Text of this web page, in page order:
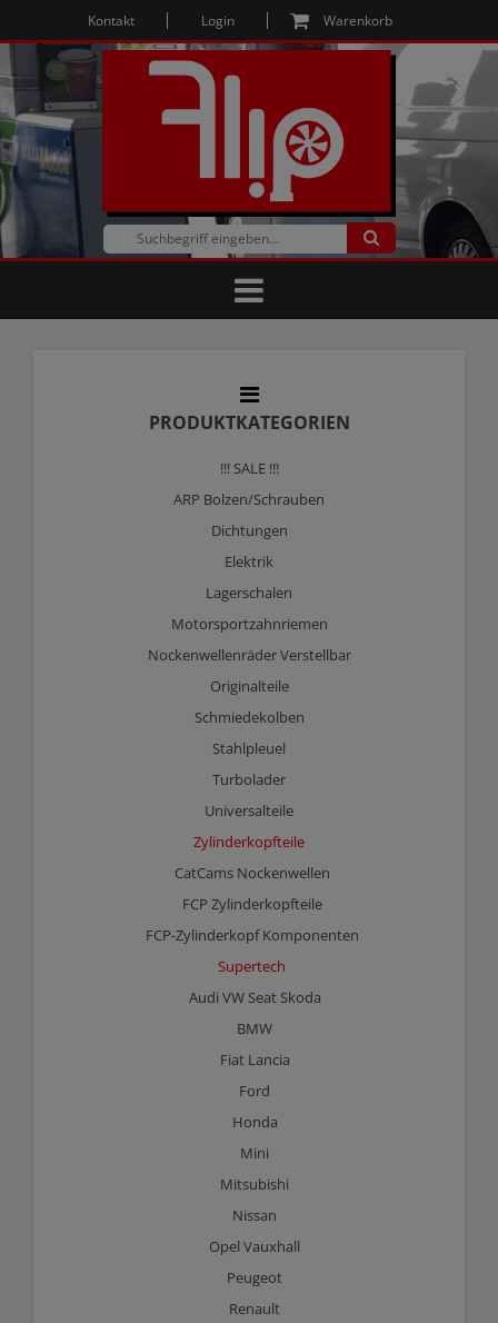
Kontakt Login Warenkorb
PRODUKTKATEGORIEN
!!! SALE !!!
ARP Bolzen/Schrauben
Dichtungen
Elektrik
Lagerschalen
Motorsportzahnriemen
Nockenwellenräder Verstellbar
Originalteile
Schmiedekolben
Stahlpleuel
Turbolader
Universalteile
Zylinderkopfteile
CatCams Nockenwellen
FCP Zylinderkopfteile
FCP-Zylinderkopf Komponenten
Supertech
Audi VW Seat Skoda
BMW
Fiat Lancia
Ford
Honda
Mini
Mitsubishi
Nissan
Opel Vauxhall
Peugeot
Renault